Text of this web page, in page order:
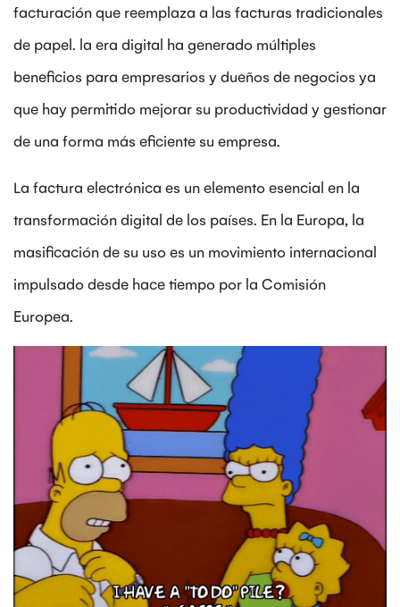
facturación que reemplaza a las facturas tradicionales
de papel. la era digital ha generado múltiples
beneficios para empresarios y dueños de negocios ya
que hay permitido mejorar su productividad y gestionar
de una forma más eficiente su empresa.
La factura electrónica es un elemento esencial en la
transformación digital de los países. En la Europa, la
masificación de su uso es un movimiento internacional
impulsado desde hace tiempo por la Comisión
Europea.